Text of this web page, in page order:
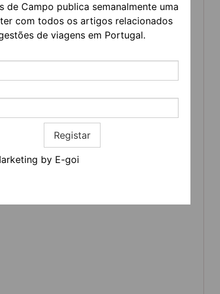
de Campo publica semanalmente uma
com todos os artigos relacionados
de viagens em Portugal.
Registar
by E-goi